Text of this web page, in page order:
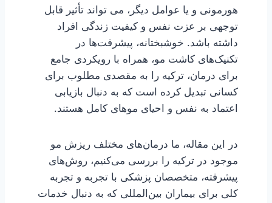
هورمونی و یا عوامل دیگر، می تواند تأثیر قابل
توجهی بر عزت نفس و کیفیت زندگی افراد
داشته باشد. خوشبختانه، پیشرفت‌ها در
تکنیک‌های کاشت مو، همراه با رویکردی جامع
برای درمان، ترکیه را به مقصدی مطلوب برای
کسانی تبدیل کرده است که به دنبال بازیابی
اعتماد به نفس و احیای موهای کامل هستند.
در این مقاله، ما درمان‌های مختلف ریزش مو
موجود در ترکیه را بررسی می‌کنیم، روش‌های
پیشرفته، متخصصان پزشکی با تجربه و تجربه
کلی برای بیماران بین‌المللی که به دنبال خدمات